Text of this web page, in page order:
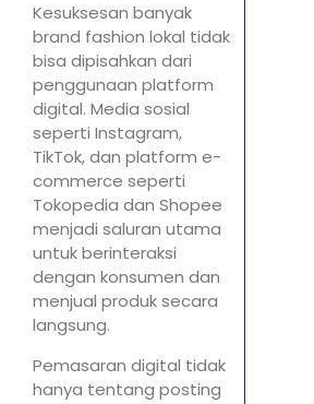
Kesuksesan banyak
brand fashion lokal tidak
bisa dipisahkan dari
penggunaan platform
digital. Media sosial
seperti Instagram,
TikTok, dan platform e-
commerce seperti
Tokopedia dan Shopee
menjadi saluran utama
untuk berinteraksi
dengan konsumen dan
menjual produk secara
langsung.
Pemasaran digital tidak
hanya tentang posting